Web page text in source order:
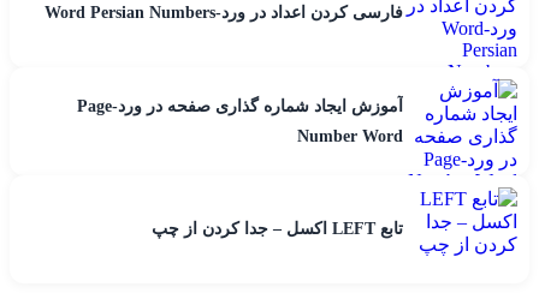
فارسی کردن اعداد در ورد-Word Persian Numbers
آموزش ایجاد شماره گذاری صفحه در ورد-Page
Number Word
تابع LEFT اکسل – جدا کردن از چپ